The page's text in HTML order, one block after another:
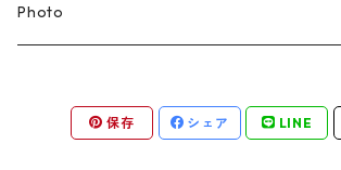
sticker
Wallet
OMAMORI
Digital painting
Drawing Flame
Photo
保存 シェア LINE